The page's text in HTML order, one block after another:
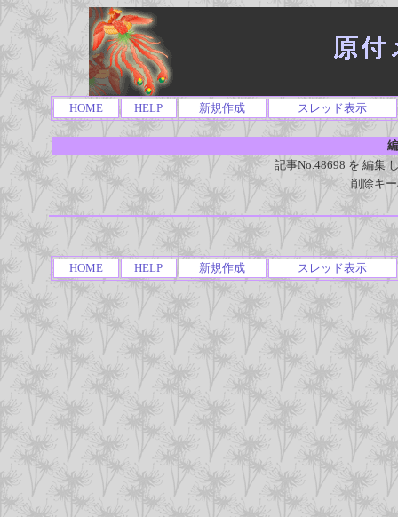
HOME HELP 新規作成 スレッド表示
記事No.48698 を 編集
削除キ
HOME HELP 新規作成 スレッド表示